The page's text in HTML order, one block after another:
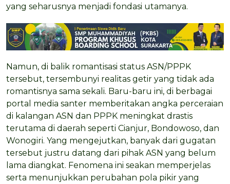
yang seharusnya menjadi fondasi utamanya.
Namun, di balik romantisasi status ASN/PPPK
tersebut, tersembunyi realitas getir yang tidak ada
romantisnya sama sekali. Baru-baru ini, di berbagai
portal media santer memberitakan angka perceraian
di kalangan ASN dan PPPK meningkat drastis
terutama di daerah seperti Cianjur, Bondowoso, dan
Wonogiri. Yang mengejutkan, banyak dari gugatan
tersebut justru datang dari pihak ASN yang belum
lama diangkat. Fenomena ini seakan memperjelas
serta menunjukkan perubahan pola pikir yang